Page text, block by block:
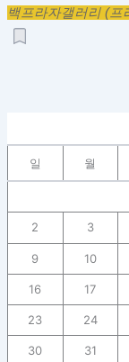
백프라자갤러리 (프
일 월
2 3
9 10
16 17
23 24
30 31